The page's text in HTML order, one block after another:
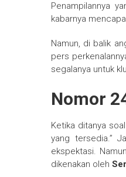
Penampilannya
kabarnya
Namun, di balik
pers
segalanya untuk
Nomor
Ketika ditanya
yang tersedia.”
ekspektasi.
dikenakan oleh